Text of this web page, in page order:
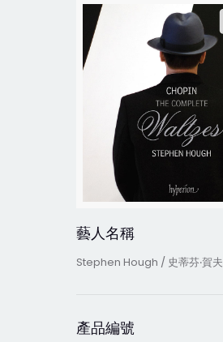
藝人名稱
Stephen Hough / 史蒂芬‧賀夫
產品編號